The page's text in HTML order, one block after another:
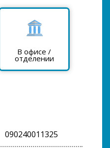
В офисе /
отделении
090240011325